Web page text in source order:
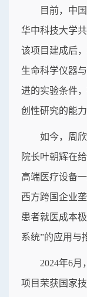
目前，中
华中科技大学
该项目建成后
生命科学仪器
进的实验条件
创性研究的能力
如今，周
院长叶朝辉在
高端医疗设备
西方跨国企业
患者就医成本
系统”的应用与
2024年6月
项目荣获国家